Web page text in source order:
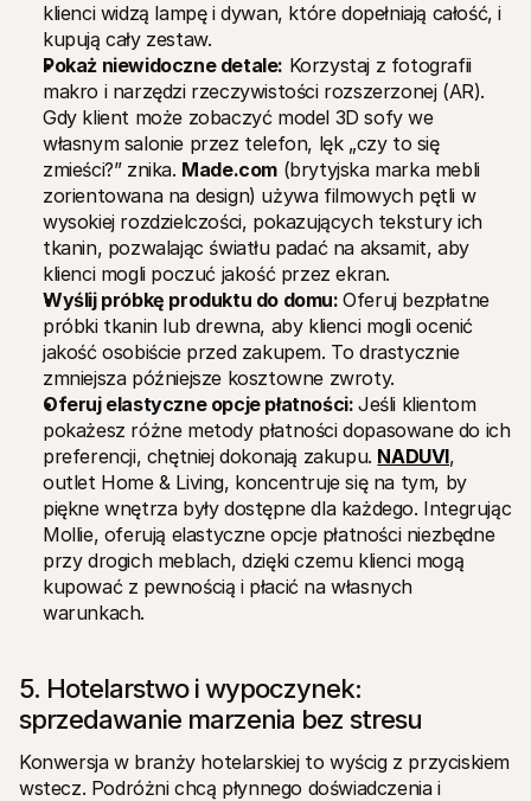
klienci widzą lampę i dywan, które dopełniają całość, i
kupują cały zestaw.
Pokaż niewidoczne detale: Korzystaj z fotografii
makro i narzędzi rzeczywistości rozszerzonej (AR).
Gdy klient może zobaczyć model 3D sofy we
własnym salonie przez telefon, lęk „czy to się
zmieści?” znika. Made.com (brytyjska marka mebli
zorientowana na design) używa filmowych pętli w
wysokiej rozdzielczości, pokazujących tekstury ich
tkanin, pozwalając światłu padać na aksamit, aby
klienci mogli poczuć jakość przez ekran.
Wyślij próbkę produktu do domu: Oferuj bezpłatne
próbki tkanin lub drewna, aby klienci mogli ocenić
jakość osobiście przed zakupem. To drastycznie
zmniejsza późniejsze kosztowne zwroty.
Oferuj elastyczne opcje płatności: Jeśli klientom
pokażesz różne metody płatności dopasowane do ich
preferencji, chętniej dokonają zakupu. NADUVI,
outlet Home & Living, koncentruje się na tym, by
piękne wnętrza były dostępne dla każdego. Integrując
Mollie, oferują elastyczne opcje płatności niezbędne
przy drogich meblach, dzięki czemu klienci mogą
kupować z pewnością i płacić na własnych
warunkach.
5. Hotelarstwo i wypoczynek:
sprzedawanie marzenia bez stresu
Konwersja w branży hotelarskiej to wyścig z przyciskiem
wstecz. Podróżni chcą płynnego doświadczenia i